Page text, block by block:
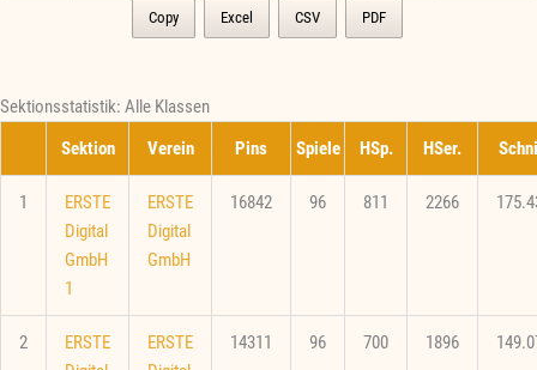
Copy Excel CSV PDF
Sektionsstatistik: Alle Klassen
Sektion
Verein Pins Spiele HSp. HSer.
1
ERSTE
Digital
GmbH
1
ERSTE
Digital
GmbH
16842 96 811 2266
2
ERSTE
ERSTE
14311 96 700 1896